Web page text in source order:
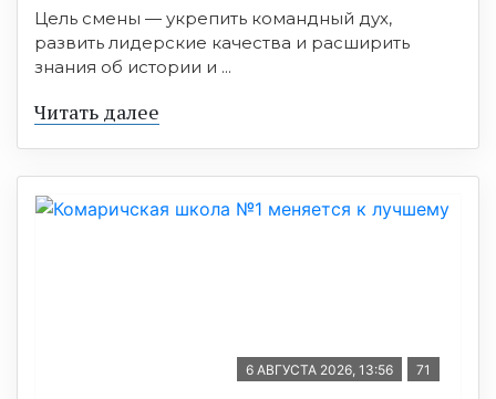
Цель смены — укрепить командный дух,
развить лидерские качества и расширить
знания об истории и ...
Читать далее
6 АВГУСТА 2026, 13:56 71